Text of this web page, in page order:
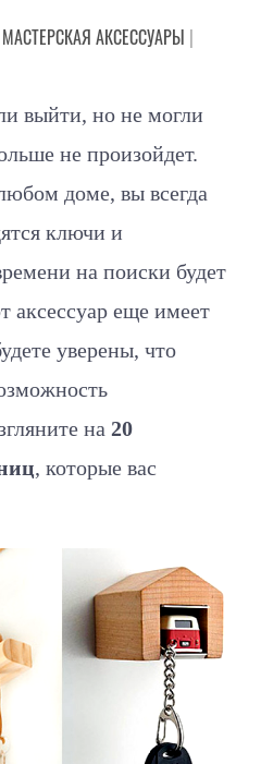
МАСТЕРСКАЯ АКСЕССУАРЫ |
выйти, но не могли
не произойдет.
доме, вы всегда
ключи и
на поиски будет
аксессуар еще имеет
уверены, что
на 20
, которые вас